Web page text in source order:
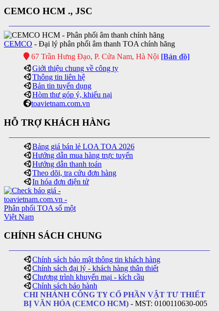
CEMCO HCM ., JSC
CEMCO - Đại lý phân phối âm thanh TOA chính hãng
67 Trần Hưng Đạo, P. Cửa Nam, Hà Nội [Bản đồ]
Giới thiệu chung về công ty
Thông tin liên hệ
Bản tin tuyển dụng
Hòm thư góp ý, khiếu nại
toavietnam.com.vn
HỖ TRỢ KHÁCH HÀNG
Bảng giá bán lẻ LOA TOA 2026
Hướng dẫn mua hàng trực tuyến
Hướng dẫn thanh toán
Theo dõi, tra cứu đơn hàng
In hóa đơn điện tử
CHÍNH SÁCH CHUNG
Chính sách bảo mật thông tin khách hàng
Chính sách đại lý - khách hàng thân thiết
Chương trình khuyến mại - kích cầu
Chính sách bảo hành
CHI NHÁNH CÔNG TY CỔ PHẦN VẬT TƯ THIẾT
BỊ VĂN HÓA (CEMCO HCM) - MST: 0100110630-005